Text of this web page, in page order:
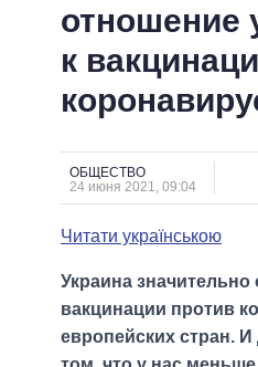
СОБЫТИЯ
СТАТЬИ
ОБЗОРЫ
ДАЙДЖЕСТЫ
ВСЕ ПОЛИТИКИ
ПРЕЗИДЕНТ И ОФИС
ВЕРХОВНАЯ РАДА
КАБИНЕТ
МЭРЫ
ВСЕ ПЕРСОНЫ
отношение
к
ОБЩЕСТВО
24 июня 2021, 09:04
Читати українською
Украина значительно
вакцинации против
европейских стран.